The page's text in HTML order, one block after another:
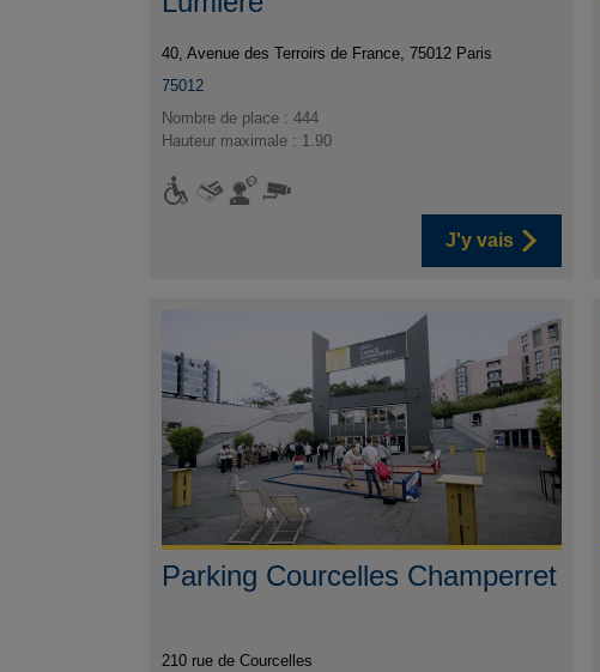
40, Avenue des Terroirs de France, 75012 Paris
75012
Nombre de place : 444
Hauteur maximale : 1.90
J'y vais
Parking Courcelles Champerret
210 rue de Courcelles